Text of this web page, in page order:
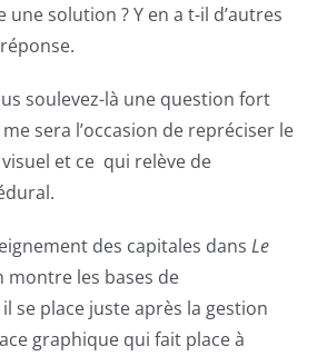
une solution ? Y en a t-il d’autres
soulevez-là une question fort
sera l’occasion de repréciser le
et ce qui relève de
des capitales dans Le
montre les bases de
il se place juste après la gestion
graphique qui fait place à